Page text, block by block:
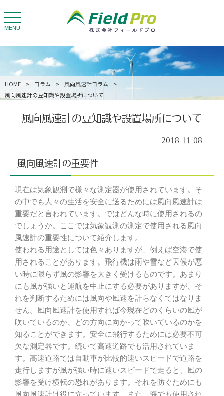
toggle
navigation
MENU
HOME > コラム > 風向風速計コラム
>
風向風速計の豆知識や設置場所について
風向風速計の豆知識や設置場所について
2018-11-08
風向風速計の重要性
現在は気象観測で様々な測定器が使用されています。そ
の中でも人々の生活を安全に送るためには風向風速計は
重要だと言われています。ではどんな時に使用されるの
でしょうか。ここでは気象観測の測定で使用される風向
風速計の重要性について紹介します。
使われる用途としては色々ありますが、例えば空港で使
用されることがあります。飛行機は雨や雪など天候が悪
い時に限らず風の影響を大きく受けるものです。あまり
にも風が強いと運航を中止にする必要がありますが、そ
れを判断するためには風向や風速を計らなくてはなりま
せん。風向風速計を使用すれば今現在どのくらいの風が
吹いているのか、どの方向に向かって吹いているのかを
知ることができます。安全に飛行するためには必要不可
欠な測定器です。続いて高速道路でも活用されていま
す。高速道路では自動車が比較的速いスピードで道路を
走行しますが風が強い時に速いスピードで走ると、風の
影響を受け横転の恐れがあります。それを防ぐためにも